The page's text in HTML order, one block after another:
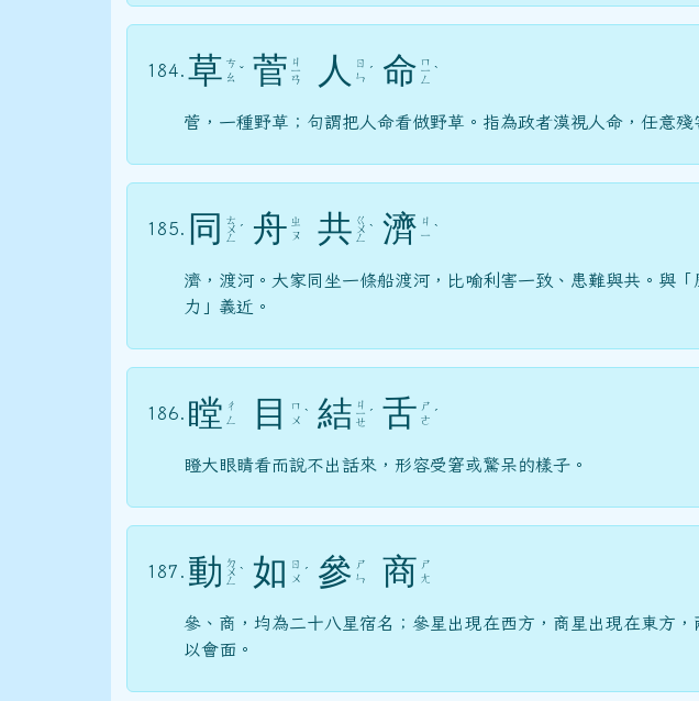
184. 草 ㄘ
ㄠ ˇ 菅 ㄐ
ㄧ
ㄢ 人
ㄖ
ㄣ ˊ 命 ㄇ
ㄧ
ㄥ
ˋ
菅，一種野草；句謂把人命看做野草。指為政者漠視人命，任意殘
185. 同 ㄊ
ㄨ
ㄥ
ˊ 舟 ㄓ
ㄡ
共 ㄍ
ㄨ
ㄥ
ˋ 濟 ㄐ
ㄧ ˋ
濟，渡河。大家同坐一條船渡河，比喻利害一致、患難與共。與
力」義近。
186. 瞠 ㄔ
ㄥ
目
ㄇ
ㄨ ˋ 結 ㄐ
ㄧ
ㄝ
ˊ 舌 ㄕ
ㄜ ˊ
瞪大眼睛看而說不出話來，形容受窘或驚呆的樣子。
187. 動 ㄉ
ㄨ
ㄥ
ˋ 如 ㄖ
ㄨ ˊ 參 ㄕ
ㄣ
商 ㄕ
ㄤ
參、商，均為二十八星宿名；參星出現在西方，商星出現在東方
以會面。